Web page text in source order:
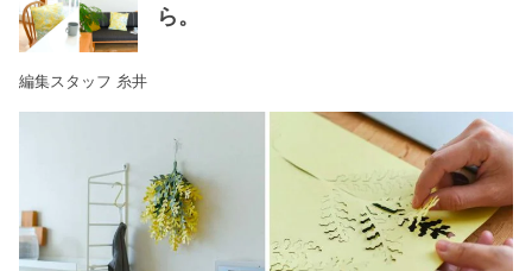
ら。
編集スタッフ 糸井